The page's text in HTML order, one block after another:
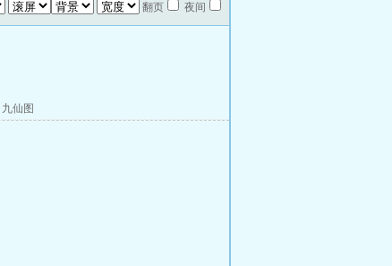
翻页 夜间
九仙图